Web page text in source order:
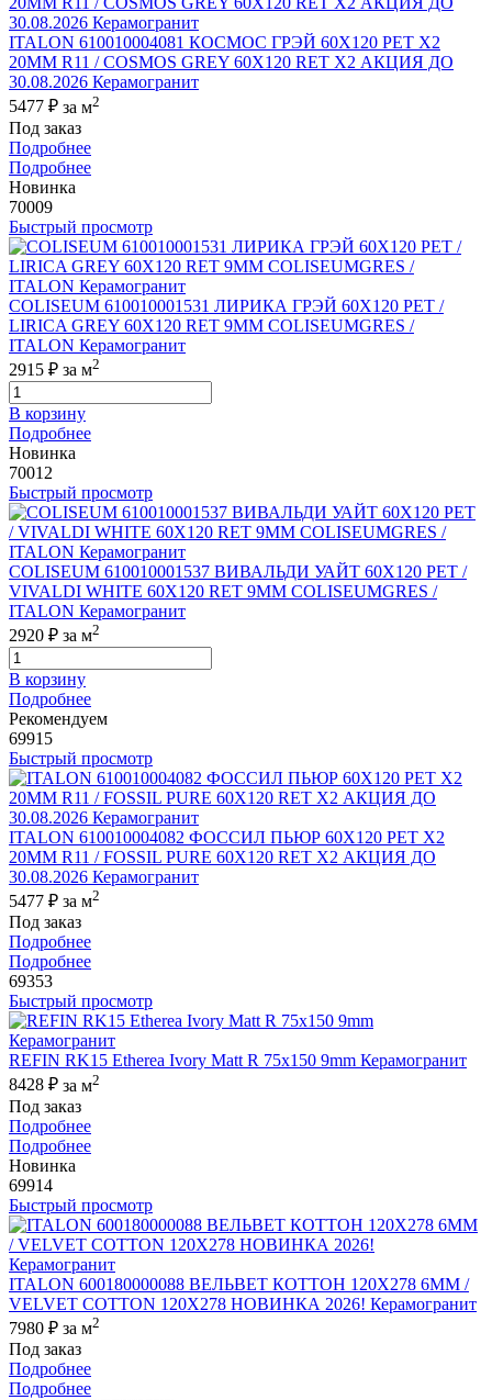
ITALON 610010004081 КОСМОС ГРЭЙ 60X120 РЕТ Х2
20MM R11 / COSMOS GREY 60X120 RET X2 АКЦИЯ ДО
30.08.2026 Керамогранит
5477 ₽ за м2
Под заказ
Подробнее
Подробнее
Новинка
70009
Быстрый просмотр
COLISEUM 610010001531 ЛИРИКА ГРЭЙ 60X120 РЕТ /
LIRICA GREY 60X120 RET 9MM COLISEUMGRES /
ITALON Керамогранит
2915 ₽ за м2
В корзину
Подробнее
Новинка
70012
Быстрый просмотр
COLISEUM 610010001537 ВИВАЛЬДИ УАЙТ 60X120 РЕТ /
VIVALDI WHITE 60X120 RET 9MM COLISEUMGRES /
ITALON Керамогранит
2920 ₽ за м2
В корзину
Подробнее
Рекомендуем
69915
Быстрый просмотр
ITALON 610010004082 ФОССИЛ ПЬЮР 60X120 РЕТ Х2
20MM R11 / FOSSIL PURE 60X120 RET X2 АКЦИЯ ДО
30.08.2026 Керамогранит
5477 ₽ за м2
Под заказ
Подробнее
Подробнее
69353
Быстрый просмотр
REFIN RK15 Etherea Ivory Matt R 75x150 9mm Керамогранит
8428 ₽ за м2
Под заказ
Подробнее
Подробнее
Новинка
69914
Быстрый просмотр
ITALON 600180000088 ВЕЛЬВЕТ КОТТОН 120X278 6ММ /
VELVET COTTON 120X278 НОВИНКА 2026! Керамогранит
7980 ₽ за м2
Под заказ
Подробнее
Подробнее